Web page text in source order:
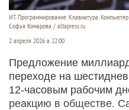
ИТ. Программирование. Клавиатура.
Софья Комарова / altapress.ru
2 апреля 2026 в 22:00
Предложение
переходе на
12‑часовым рабочим
реакцию в обществе.